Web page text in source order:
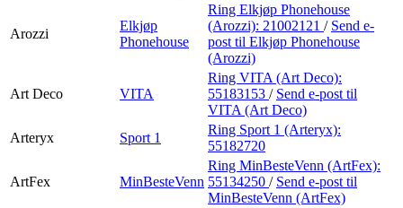
Arozzi
Elkjøp
Phonehouse
Ring Elkjøp Phonehouse
(Arozzi): 21002121 / Send e-
post til Elkjøp Phonehouse
(Arozzi)
Art Deco VITA
Ring VITA (Art Deco):
55183153 / Send e-post til
VITA (Art Deco)
Arteryx
Sport 1
Ring Sport 1 (Arteryx):
55182720
ArtFex MinBesteVenn
Ring MinBesteVenn (ArtFex):
55134250 / Send e-post til
MinBesteVenn (ArtFex)